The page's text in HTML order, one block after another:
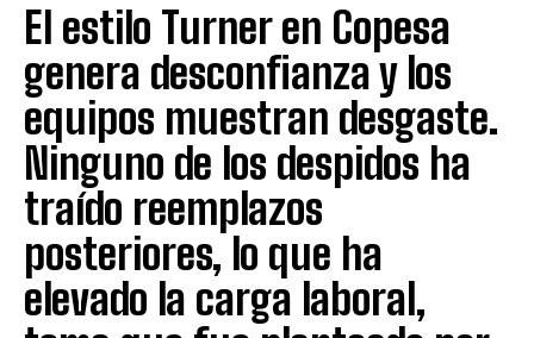
El estilo Turner en Copesa
genera desconfianza y los
equipos muestran desgaste.
Ninguno de los despidos ha
traído reemplazos
posteriores, lo que ha
elevado la carga laboral,